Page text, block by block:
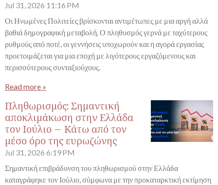
Jul 31, 2026 11:16 PM
Οι Ηνωμένες Πολιτείες βρίσκονται αντιμέτωπες με μια αργή αλλά
βαθιά δημογραφική μεταβολή. Ο πληθυσμός γερνά με ταχύτερους
ρυθμούς από ποτέ, οι γεννήσεις υποχωρούν και η αγορά εργασίας
προετοιμάζεται για μια εποχή με λιγότερους εργαζόμενους και
περισσότερους συνταξιούχους.
Read more »
Πληθωρισμός: Σημαντική
αποκλιμάκωση στην Ελλάδα
τον Ιούλιο – Κάτω από τον
μέσο όρο της ευρωζώνης
Jul 31, 2026 6:19 PM
Σημαντική επιβράδυνση του πληθωρισμού στην Ελλάδα
καταγράφηκε τον Ιούλιο, σύμφωνα με την προκαταρκτική εκτίμηση